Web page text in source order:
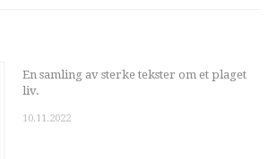
En samling av sterke tekster om et plaget
liv.
10.11.2022